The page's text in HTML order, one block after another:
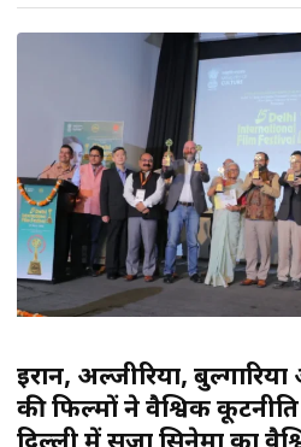
ईरान, अल्जीरिया,
की फिल्मों ने वैश्विक